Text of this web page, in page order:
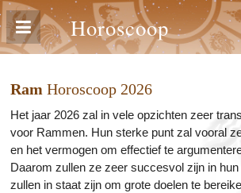
Horoscoop
Ram Horoscoop 2026
Het jaar 2026 zal in vele opzichten zeer
voor Rammen. Hun sterke punt zal vooral
en het vermogen om effectief te
Daarom zullen ze zeer succesvol zijn in
zullen in staat zijn om grote doelen te